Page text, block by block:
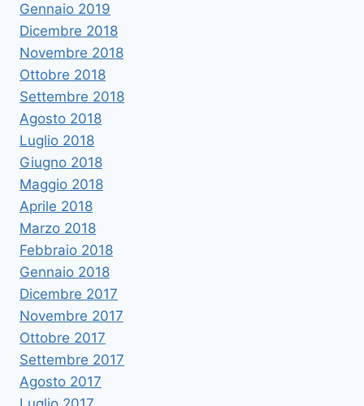
Gennaio 2019
Dicembre 2018
Novembre 2018
Ottobre 2018
Settembre 2018
Agosto 2018
Luglio 2018
Giugno 2018
Maggio 2018
Aprile 2018
Marzo 2018
Febbraio 2018
Gennaio 2018
Dicembre 2017
Novembre 2017
Ottobre 2017
Settembre 2017
Agosto 2017